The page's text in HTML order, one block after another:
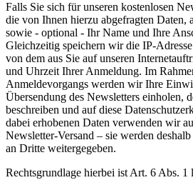
Falls Sie sich für unseren kostenlosen
die von Ihnen hierzu abgefragten Daten,
sowie - optional - Ihr Name und Ihre
Gleichzeitig speichern wir die IP-Adresse
von dem aus Sie auf unseren
und Uhrzeit Ihrer Anmeldung. Im
Anmeldevorgangs werden wir Ihre
Übersendung des Newsletters einholen,
beschreiben und auf diese
dabei erhobenen Daten verwenden wir
Newsletter-Versand – sie werden
an Dritte weitergegeben.
Rechtsgrundlage hierbei ist Art. 6 Abs.